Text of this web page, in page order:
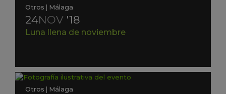
Otros | Málaga
24NOV '18
Luna llena de noviembre
Otros | Málaga